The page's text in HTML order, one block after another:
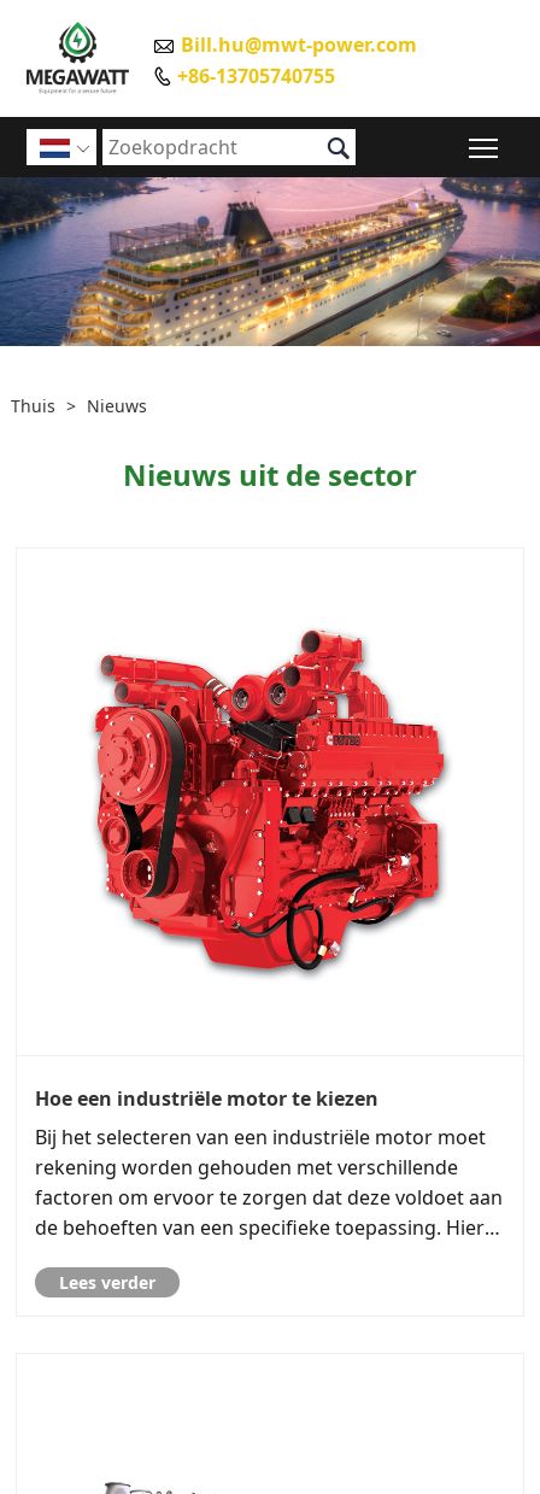
 Bill.hu@mwt-power.com
 +86-13705740755
 
Thuis > Nieuws
Nieuws uit de sector
Hoe een industriële motor te kiezen
Bij het selecteren van een industriële motor moet
rekening worden gehouden met verschillende
factoren om ervoor te zorgen dat deze voldoet aan
de behoeften van een specifieke toepassing. Hier
selecteren van een industriële motor:
Lees verder